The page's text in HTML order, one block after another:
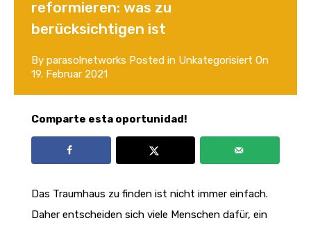
reformieren: was zu
berücksichtigen ist
By parasolnetworks Posted in Unkategorisiert On
19. Februar 2021
Comparte esta oportunidad!
Das Traumhaus zu finden ist nicht immer einfach.
Daher entscheiden sich viele Menschen dafür, ein